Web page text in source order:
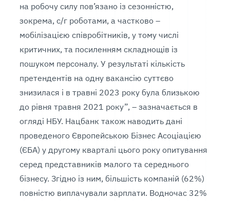
на робочу силу пов’язано із сезонністю,
зокрема, с/г роботами, а частково –
мобілізацією співробітників, у тому числі
критичних, та посиленням складнощів із
пошуком персоналу. У результаті кількість
претендентів на одну вакансію суттєво
знизилася і в травні 2023 року була близькою
до рівня травня 2021 року”, – зазначається в
огляді НБУ. Нацбанк також наводить дані
проведеного Європейською Бізнес Асоціацією
(ЄБА) у другому кварталі цього року опитування
серед представників малого та середнього
бізнесу. Згідно із ним, більшість компаній (62%)
повністю виплачували зарплати. Водночас 32%